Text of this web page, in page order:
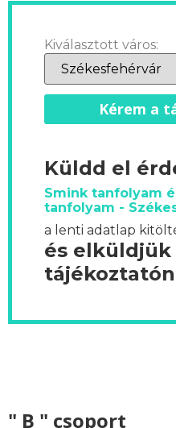
Kiválasztott város:
Kérem a
Küldd el
Smink tanfolyam
tanfolyam -
a lenti adatlap
és elküldjük
" B " csoport